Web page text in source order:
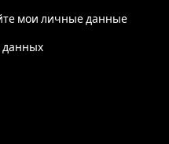
мои личные данные
данных